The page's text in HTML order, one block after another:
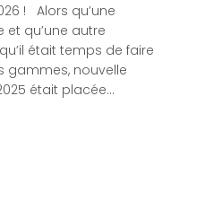
! Alors qu’une
et qu’une autre
était temps de faire
gammes, nouvelle
était placée...